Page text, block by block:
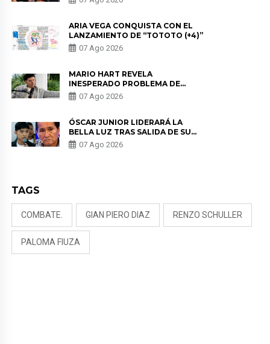
DE LAS PARTES QUERÍA EL
ARIA VEGA CONQUISTA CON EL
LANZAMIENTO DE “TOTOTO (+4)”
07 Ago 2026
MARIO HART REVELA
INESPERADO PROBLEMA DE
SALUD ANTES DE SEPARARSE DE
KORINA: “ME ENCONTRARON UN
07 Ago 2026
ÓSCAR JUNIOR LIDERARÁ LA
BELLA LUZ TRAS SALIDA DE SU
PADRE POR POLÉMICA CON
NALDY SALDAÑA
07 Ago 2026
TAGS
COMBATE. GIAN PIERO DIAZ RENZO SCHULLER
PALOMA FIUZA